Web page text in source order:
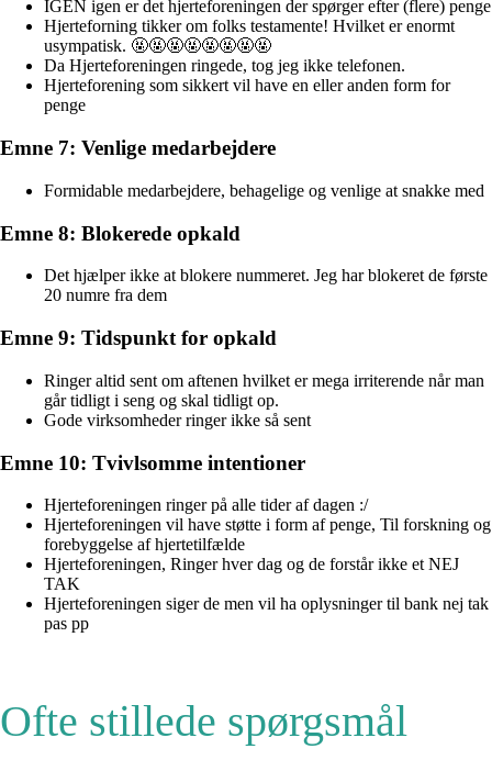
IGEN igen er det hjerteforeningen der spørger efter (flere) penge
Hjerteforning tikker om folks testamente! Hvilket er enormt
usympatisk. 🤬🤬🤬🤬🤬🤬🤬🤬
Da Hjerteforeningen ringede, tog jeg ikke telefonen.
Hjerteforening som sikkert vil have en eller anden form for
penge
Emne 7: Venlige medarbejdere
Formidable medarbejdere, behagelige og venlige at snakke med
Emne 8: Blokerede opkald
Det hjælper ikke at blokere nummeret. Jeg har blokeret de første
20 numre fra dem
Emne 9: Tidspunkt for opkald
Ringer altid sent om aftenen hvilket er mega irriterende når man
går tidligt i seng og skal tidligt op.
Gode virksomheder ringer ikke så sent
Emne 10: Tvivlsomme intentioner
Hjerteforeningen ringer på alle tider af dagen :/
Hjerteforeningen vil have støtte i form af penge, Til forskning og
forebyggelse af hjertetilfælde
Hjerteforeningen, Ringer hver dag og de forstår ikke et NEJ
TAK
Hjerteforeningen siger de men vil ha oplysninger til bank nej tak
pas pp
Ofte stillede spørgsmål